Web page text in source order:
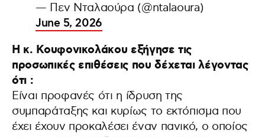
— Πεν Νταλαούρα (@ntalaoura)
June 5, 2026
Η κ. Κουφονικολάκου εξήγησε τις
προσωπικές επιθέσεις που δέχεται λέγοντας
ότι :
Είναι προφανές ότι η ίδρυση της
συμπαράταξης και κυρίως το εκτόπισμα που
έχει έχουν προκαλέσει έναν πανικό, ο οποίος